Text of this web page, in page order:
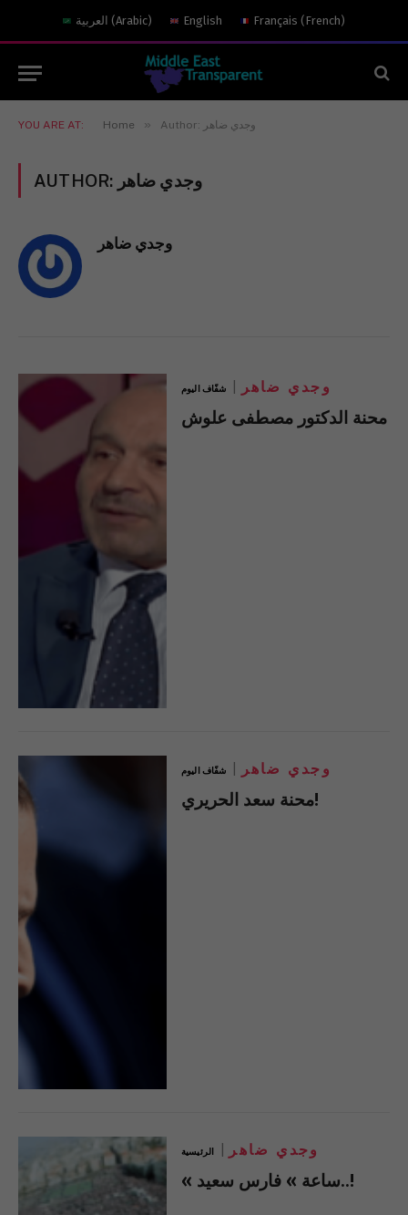
العربية (Arabic) English Français (French)
YOU ARE AT: Home » Author: وجدي ضاهر
AUTHOR: وجدي ضاهر
وجدي ضاهر
شفّاف اليوم وجدي ضاهر
محنة الدكتور مصطفى علوش
شفّاف اليوم وجدي ضاهر
محنة سعد الحريري!
الرئيسية وجدي ضاهر
« ساعة » فارس سعيد..!